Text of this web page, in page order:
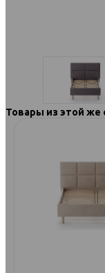
Товары из этой же